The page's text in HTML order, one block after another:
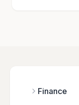
Finance